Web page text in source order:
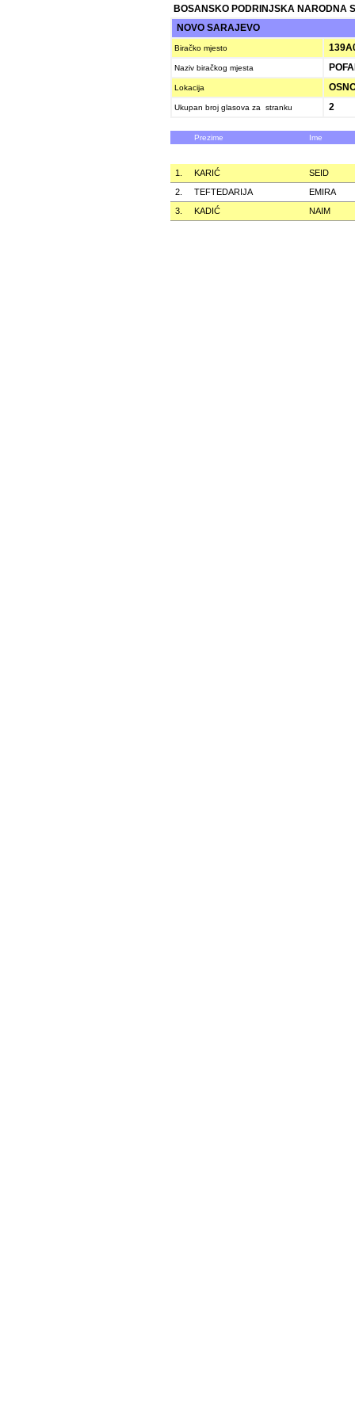
BOSANSKO PODRINJSKA NARODNA
NOVO SARAJEVO
Biračko mjesto
Naziv biračkog mjesta
Lokacija
Ukupan broj glasova za stranku 2
Prezime Ime
1. KARIĆ
SEID
2.
TEFTEDARIJA
EMIRA
3.
KADIĆ NAIM